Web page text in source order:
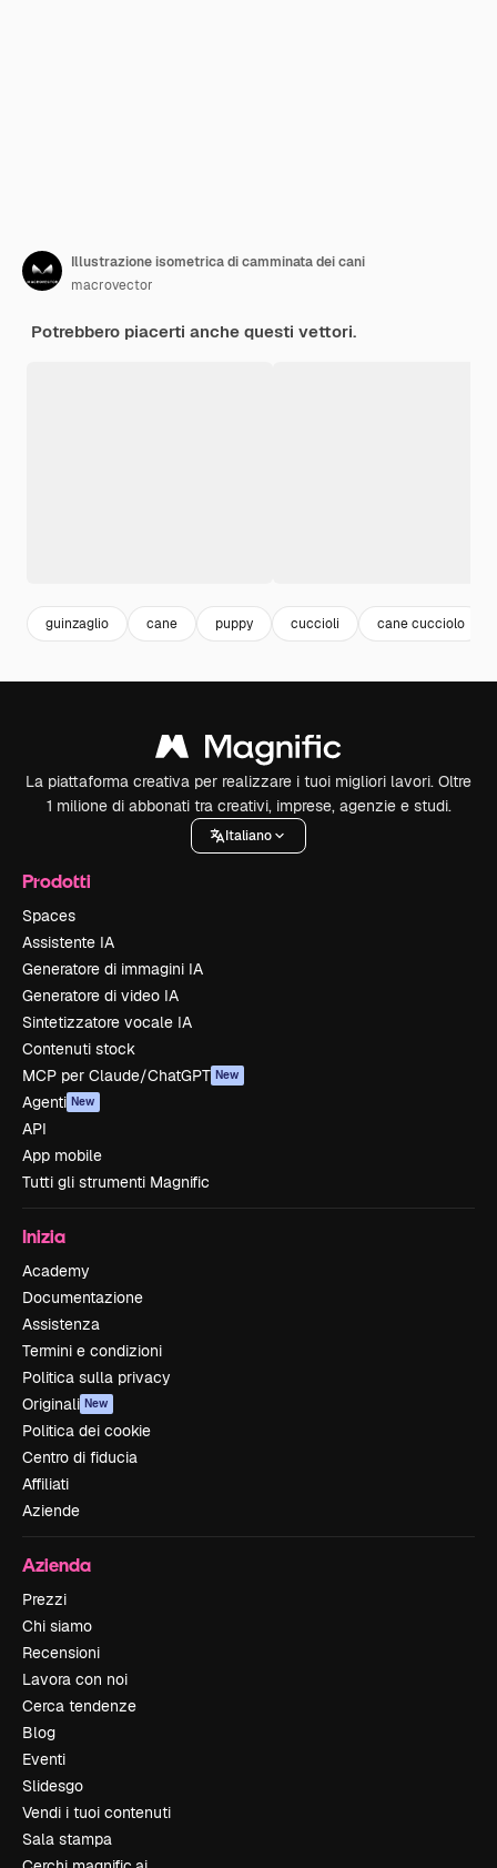
Illustrazione isometrica di camminata dei cani
macrovector
Potrebbero piacerti anche questi vettori.
guinzaglio cane puppy cuccioli cane cucciolo
La piattaforma creativa per realizzare i tuoi migliori lavori. Oltre
1 milione di abbonati tra creativi, imprese, agenzie e studi.
Italiano
Prodotti
Spaces
Assistente IA
Generatore di immagini IA
Generatore di video IA
Sintetizzatore vocale IA
Contenuti stock
MCP per Claude/ChatGPT New
Agenti New
API
App mobile
Tutti gli strumenti Magnific
Inizia
Academy
Documentazione
Assistenza
Termini e condizioni
Politica sulla privacy
Originali New
Politica dei cookie
Centro di fiducia
Affiliati
Aziende
Azienda
Prezzi
Chi siamo
Recensioni
Lavora con noi
Cerca tendenze
Blog
Eventi
Slidesgo
Vendi i tuoi contenuti
Sala stampa